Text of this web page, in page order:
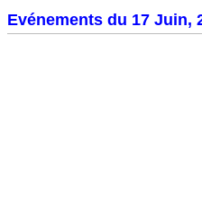
Evénements du 17 Juin,